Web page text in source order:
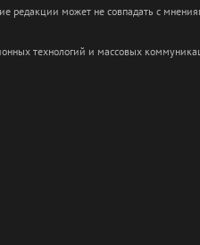
редакции может не совпадать с
технологий и массовых